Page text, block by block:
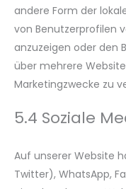
andere Form der
von Benutzerprofilen
anzuzeigen oder den
über mehrere
Marketingzwecke zu
5.4 Soziale
Auf unserer Website
Twitter), WhatsApp,